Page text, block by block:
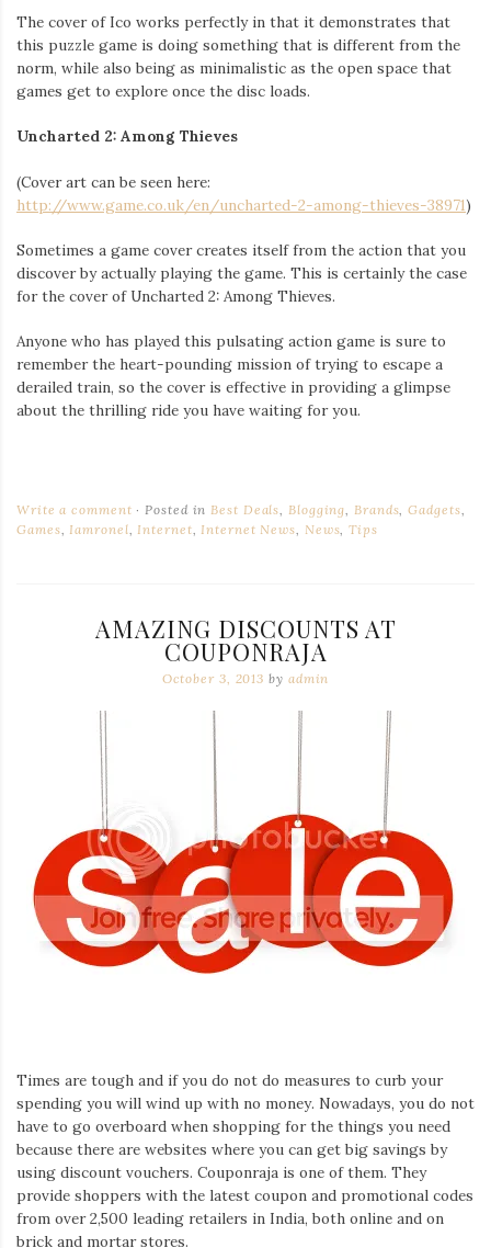
The cover of Ico works perfectly in that it demonstrates that
this puzzle game is doing something that is different from the
norm, while also being as minimalistic as the open space that
games get to explore once the disc loads.
Uncharted 2: Among Thieves
(Cover art can be seen here:
http://www.game.co.uk/en/uncharted-2-among-thieves-38971)
Sometimes a game cover creates itself from the action that you
discover by actually playing the game. This is certainly the case
for the cover of Uncharted 2: Among Thieves.
Anyone who has played this pulsating action game is sure to
remember the heart-pounding mission of trying to escape a
derailed train, so the cover is effective in providing a glimpse
about the thrilling ride you have waiting for you.
Write a comment Posted inBest Deals,Blogging,Brands,Gadgets,
Games,Iamronel,Internet,Internet News, News,Tips
AMAZING DISCOUNTS AT
COUPONRAJA
October 3, 2013 by admin
Times are tough and if you do not do measures to curb your
spending you will wind up with no money. Nowadays, you do not
have to go overboard when shopping for the things you need
because there are websites where you can get big savings by
using discount vouchers. Couponraja is one of them. They
provide shoppers with the latest coupon and promotional codes
from over 2,500 leading retailers in India, both online and on
brick and mortar stores.